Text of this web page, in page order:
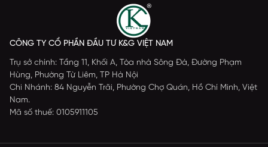
CÔNG TY CỔ PHẦN ĐẦU TƯ K&G VIỆT NAM
Trụ sở chính: Tầng 11, Khối A, Tòa nhà Sông Đà, Đường Phạm
Hùng, Phường Từ Liêm, TP Hà Nội
Chi Nhánh: 84 Nguyễn Trãi, Phường Chợ Quán, Hồ Chí Minh, Việt
Nam.
Mã số thuế: 0105911105